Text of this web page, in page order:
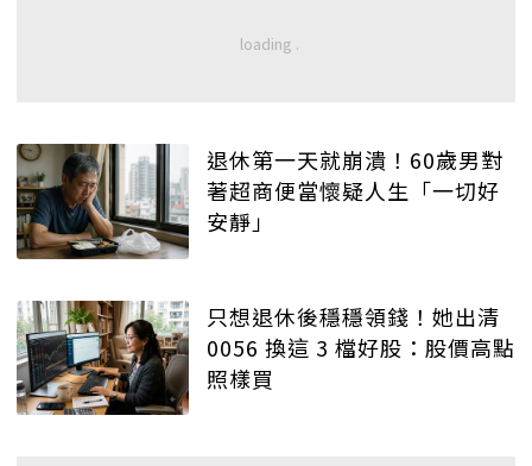
退休第一天就崩潰！60歲男對
著超商便當懷疑人生「一切好
安靜」
只想退休後穩穩領錢！她出清
0056 換這 3 檔好股：股價高點
照樣買